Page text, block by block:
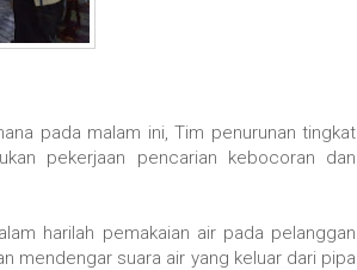
pada malam ini, Tim penurunan tingkat
pekerjaan pencarian kebocoran dan
harilah pemakaian air pada pelanggan
mendengar suara air yang keluar dari pipa